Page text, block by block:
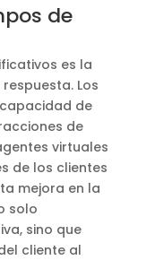
de
es la
Los
de
de
virtuales
de los clientes
mejora en la
solo
sino que
cliente al